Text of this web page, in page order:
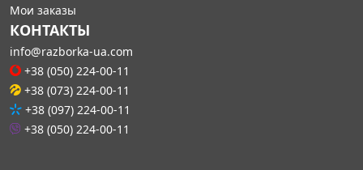
Мои заказы
КОНТАКТЫ
info@razborka-ua.com
+38 (050) 224-00-11
+38 (073) 224-00-11
+38 (097) 224-00-11
+38 (050) 224-00-11